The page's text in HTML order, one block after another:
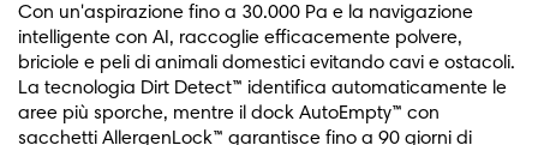
Con un'aspirazione fino a 30.000 Pa e la navigazione
intelligente con AI, raccoglie efficacemente polvere,
briciole e peli di animali domestici evitando cavi e ostacoli.
La tecnologia Dirt Detect™ identifica automaticamente le
aree più sporche, mentre il dock AutoEmpty™ con
sacchetti AllergenLock™ garantisce fino a 90 giorni di